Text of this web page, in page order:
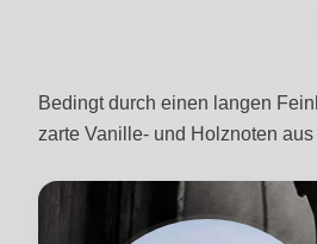
Bedingt durch einen langen
zarte Vanille- und Holznoten